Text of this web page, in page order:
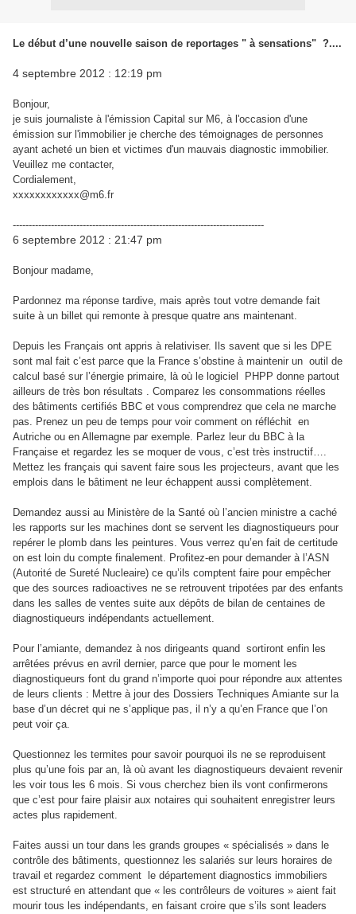
Le début d’une nouvelle saison de reportages " à sensations" ?....
4 septembre 2012 : 12:19 pm
Bonjour,
je suis journaliste à l'émission Capital sur M6, à l'occasion d'une
émission sur l'immobilier je cherche des témoignages de personnes
ayant acheté un bien et victimes d'un mauvais diagnostic immobilier.
Veuillez me contacter,
Cordialement,
xxxxxxxxxxxx@m6.fr
-------------------------------------------------------------------------------
6 septembre 2012 : 21:47 pm
Bonjour madame,
Pardonnez ma réponse tardive, mais après tout votre demande fait
suite à un billet qui remonte à presque quatre ans maintenant.
Depuis les Français ont appris à relativiser. Ils savent que si les DPE
sont mal fait c’est parce que la France s’obstine à maintenir un outil de
calcul basé sur l’énergie primaire, là où le logiciel PHPP donne partout
ailleurs de très bon résultats . Comparez les consommations réelles
des bâtiments certifiés BBC et vous comprendrez que cela ne marche
pas. Prenez un peu de temps pour voir comment on réfléchit en
Autriche ou en Allemagne par exemple. Parlez leur du BBC à la
Française et regardez les se moquer de vous, c’est très instructif….
Mettez les français qui savent faire sous les projecteurs, avant que les
emplois dans le bâtiment ne leur échappent aussi complètement.
Demandez aussi au Ministère de la Santé où l’ancien ministre a caché
les rapports sur les machines dont se servent les diagnostiqueurs pour
repérer le plomb dans les peintures. Vous verrez qu’en fait de certitude
on est loin du compte finalement. Profitez-en pour demander à l’ASN
(Autorité de Sureté Nucleaire) ce qu’ils comptent faire pour empêcher
que des sources radioactives ne se retrouvent tripotées par des enfants
dans les salles de ventes suite aux dépôts de bilan de centaines de
diagnostiqueurs indépendants actuellement.
Pour l’amiante, demandez à nos dirigeants quand sortiront enfin les
arrêtées prévus en avril dernier, parce que pour le moment les
diagnostiqueurs font du grand n’importe quoi pour répondre aux attentes
de leurs clients : Mettre à jour des Dossiers Techniques Amiante sur la
base d’un décret qui ne s’applique pas, il n’y a qu’en France que l’on
peut voir ça.
Questionnez les termites pour savoir pourquoi ils ne se reproduisent
plus qu’une fois par an, là où avant les diagnostiqueurs devaient revenir
les voir tous les 6 mois. Si vous cherchez bien ils vont confirmerons
que c’est pour faire plaisir aux notaires qui souhaitent enregistrer leurs
actes plus rapidement.
Faites aussi un tour dans les grands groupes « spécialisés » dans le
contrôle des bâtiments, questionnez les salariés sur leurs horaires de
travail et regardez comment le département diagnostics immobiliers
est structuré en attendant que « les contrôleurs de voitures » aient fait
mourir tous les indépendants, en faisant croire que s’ils sont leaders